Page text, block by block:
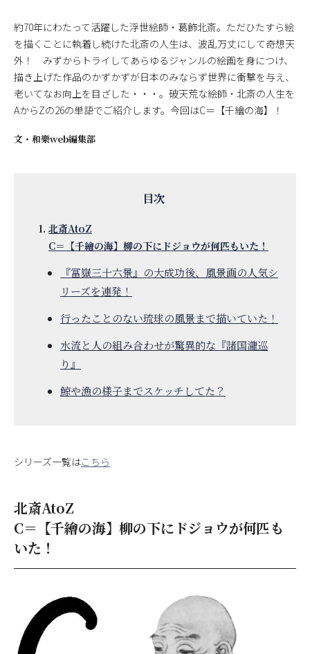
約70年にわたって活躍した浮世絵師・葛飾北斎。ただひたすら絵
を描くことに執着し続けた北斎の人生は、波乱万丈にして奇想天
外！ みずからトライしてあらゆるジャンルの絵画を身につけ、
描き上げた作品のかずかずが日本のみならず世界に衝撃を与え、
老いてなお向上を目ざした・・・。破天荒な絵師・北斎の人生を
AからZの26の単語でご紹介します。今回はC＝【千繪の海】！
文・ 和樂web編集部
北斎AtoZ
C＝【千繪の海】柳の下にドジョウが何匹もいた！
『冨嶽三十六景』の大成功後、風景画の人気シ
リーズを連発！
行ったことのない琉球の風景まで描いていた！
水流と人の組み合わせが驚異的な『諸国瀧巡
り』
鯨や漁の様子までスケッチしてた？
シリーズ一覧はこちら
北斎AtoZ
C＝【千繪の海】柳の下にドジョウが何匹も
いた！